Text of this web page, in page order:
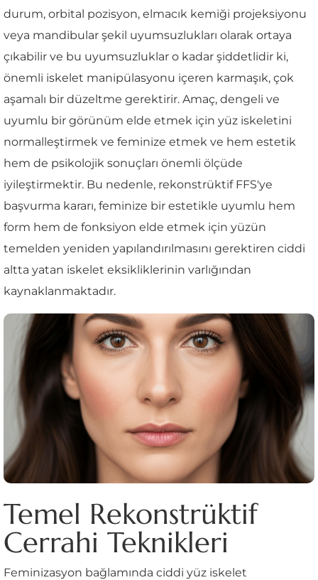
durum, orbital pozisyon, elmacık kemiği projeksiyonu
veya mandibular şekil uyumsuzlukları olarak ortaya
çıkabilir ve bu uyumsuzluklar o kadar şiddetlidir ki,
önemli iskelet manipülasyonu içeren karmaşık, çok
aşamalı bir düzeltme gerektirir. Amaç, dengeli ve
uyumlu bir görünüm elde etmek için yüz iskeletini
normalleştirmek ve feminize etmek ve hem estetik
hem de psikolojik sonuçları önemli ölçüde
iyileştirmektir. Bu nedenle, rekonstrüktif FFS'ye
başvurma kararı, feminize bir estetikle uyumlu hem
form hem de fonksiyon elde etmek için yüzün
temelden yeniden yapılandırılmasını gerektiren ciddi
altta yatan iskelet eksikliklerinin varlığından
kaynaklanmaktadır.
Temel Rekonstrüktif
Cerrahi Teknikleri
Feminizasyon bağlamında ciddi yüz iskelet